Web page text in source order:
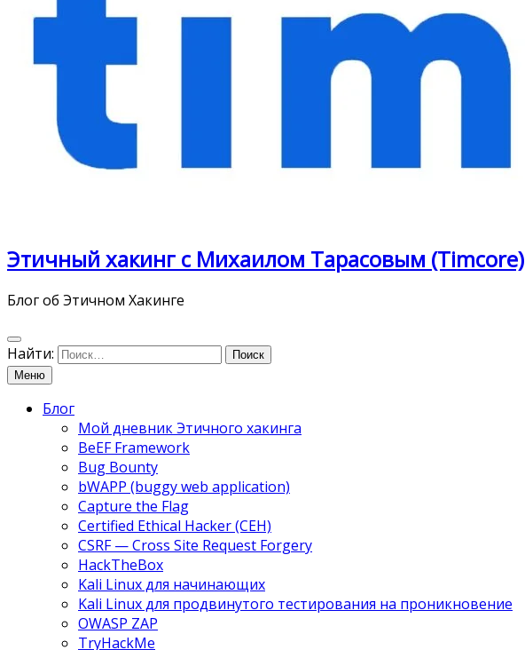
Этичный хакинг с Михаилом Тарасовым (Timcore)
Блог об Этичном Хакинге
Найти:
Меню
Блог
Мой дневник Этичного хакинга
BeEF Framework
Bug Bounty
bWAPP (buggy web application)
Capture the Flag
Certified Ethical Hacker (CEH)
CSRF — Cross Site Request Forgery
HackTheBox
Kali Linux для начинающих
Kali Linux для продвинутого тестирования на проникновение
OWASP ZAP
TryHackMe